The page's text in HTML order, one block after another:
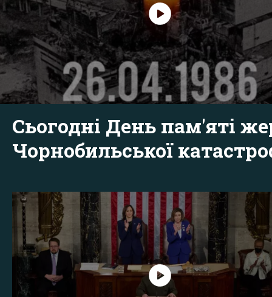
Сьогодні День пам'яті
Чорнобильської